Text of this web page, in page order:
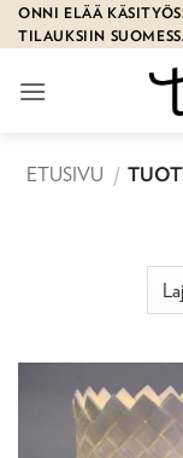
Skip
to
ONNI ELÄÄ
TILAUKSIIN
ETUSIVU /